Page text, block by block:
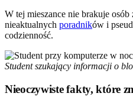
W tej mieszance nie brakuje
nieaktualnych poradników i
codzienność.
Student szukający informacji o
Nieoczywiste fakty, które